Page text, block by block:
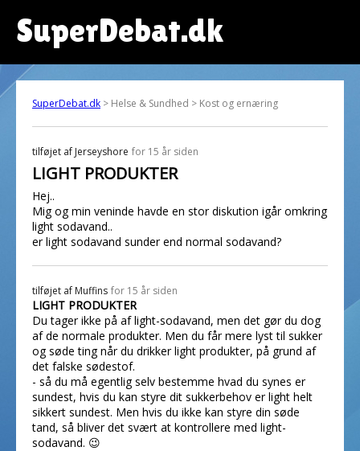
SuperDebat.dk
SuperDebat.dk > Helse & Sundhed > Kost og ernæring
tilføjet af Jerseyshore for 15 år siden
LIGHT PRODUKTER
Hej..
Mig og min veninde havde en stor diskution igår omkring
light sodavand..
er light sodavand sunder end normal sodavand?
tilføjet af Muffins for 15 år siden
LIGHT PRODUKTER
Du tager ikke på af light-sodavand, men det gør du dog
af de normale produkter. Men du får mere lyst til sukker
og søde ting når du drikker light produkter, på grund af
det falske sødestof.
- så du må egentlig selv bestemme hvad du synes er
sundest, hvis du kan styre dit sukkerbehov er light helt
sikkert sundest. Men hvis du ikke kan styre din søde
tand, så bliver det svært at kontrollere med light-
sodavand. 😉